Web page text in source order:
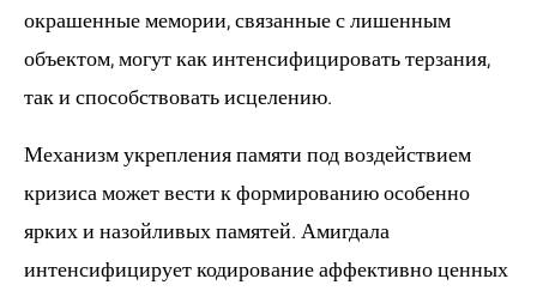
окрашенные мемории, связанные с лишенным
объектом, могут как интенсифицировать терзания,
так и способствовать исцелению.
Механизм укрепления памяти под воздействием
кризиса может вести к формированию особенно
ярких и назойливых памятей. Амигдала
интенсифицирует кодирование аффективно ценных